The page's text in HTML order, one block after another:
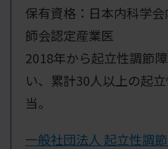
保有資格：日本内科学
師会認定産業医
2018年から起立性調節
い、累計30人以上の起
当。
一般社団法人 起立性調